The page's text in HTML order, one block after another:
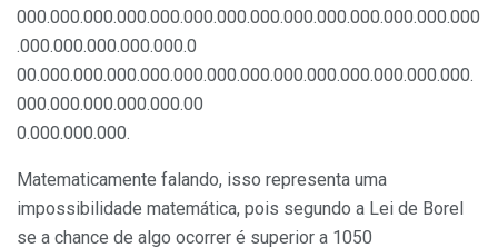
000.000.000.000.000.000.000.000.000.000.000.000.000.000
.000.000.000.000.000.0
00.000.000.000.000.000.000.000.000.000.000.000.000.000.
000.000.000.000.000.00
0.000.000.000.
Matematicamente falando, isso representa uma
impossibilidade matemática, pois segundo a Lei de Borel
se a chance de algo ocorrer é superior a 1050